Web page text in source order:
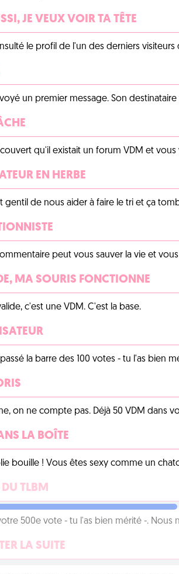
JE VEUX VOIR TA TÊTE
le profil de l'un des derniers
un premier message. Son
qu'il existait un forum VDM et
EN HERBE
gentil de nous aider à faire le tri et ça
peut vous sauver la vie et
MA SOURIS FONCTIONNE
c'est une VDM. C'est la base.
la barre des 100 votes - tu l'as bien
on ne compte pas. Déjà 50 VDM dans
LA BOÎTE
bouille ! Vous êtes sexy comme un
TLBM
500e vote - tu l'as bien mérité -. Nous
LA SUITE